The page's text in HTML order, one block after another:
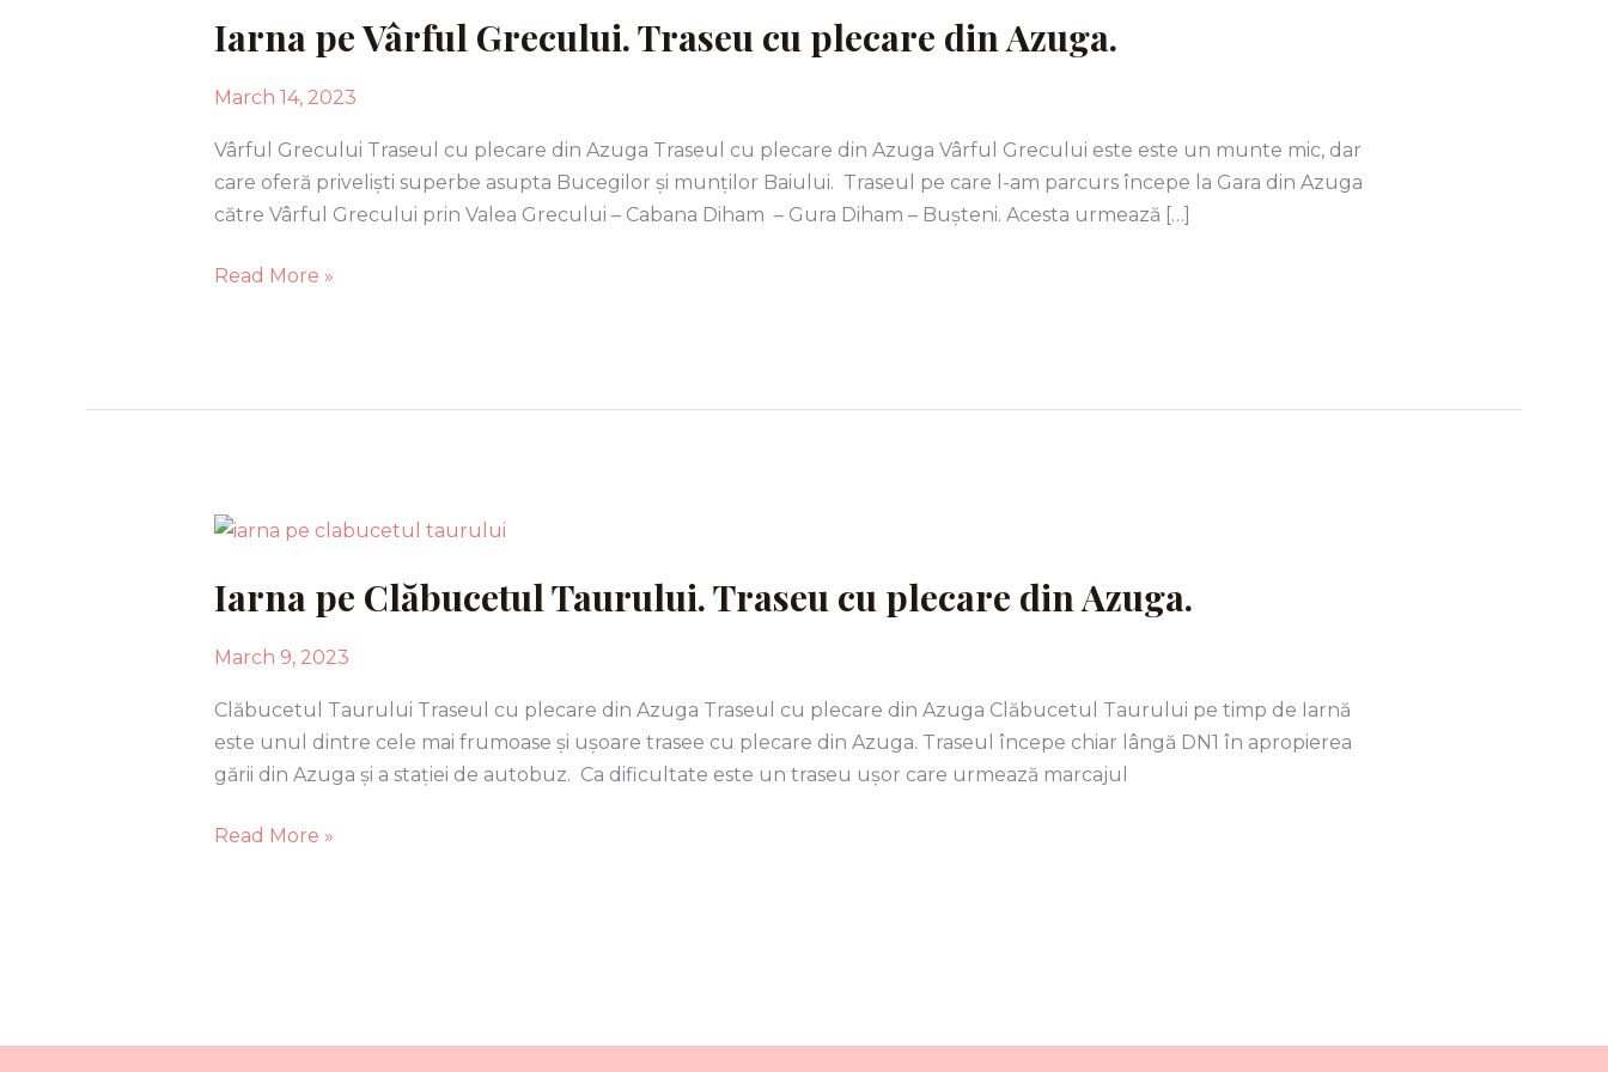
Iarna pe Vârful Grecului. Traseu cu plecare din Azuga.
March 14, 2023
Vârful Grecului Traseul cu plecare din Azuga Traseul cu plecare din Azuga Vârful Grecului este este un munte mic, dar
care oferă priveliști superbe asupta Bucegilor și munților Baiului. Traseul pe care l-am parcurs începe la Gara din Azuga
către Vârful Grecului prin Valea Grecului – Cabana Diham – Gura Diham – Bușteni. Acesta urmează […]
Vârful
Traseu
plecare
din
Azuga.
Read More »
Iarna pe Clăbucetul Taurului. Traseu cu plecare din Azuga.
March 9, 2023
Clăbucetul Taurului Traseul cu plecare din Azuga Traseul cu plecare din Azuga Clăbucetul Taurului pe timp de Iarnă
este unul dintre cele mai frumoase și ușoare trasee cu plecare din Azuga. Traseul începe chiar lângă DN1 în apropierea
gării din Azuga și a stației de autobuz. Ca dificultate este un traseu ușor care urmează marcajul
Iarna
Clăbucetul
Traseu
plecare
din
Azuga.
Read More »